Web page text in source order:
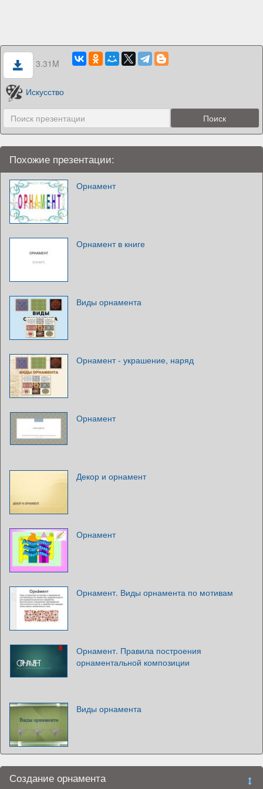
3.31M
Искусство
Похожие презентации:
Орнамент
Орнамент в книге
Виды орнамента
Орнамент - украшение, наряд
Орнамент
Декор и орнамент
Орнамент
Орнамент. Виды орнамента по мотивам
Орнамент. Правила построения
орнаментальной композиции
Виды орнамента
Создание орнамента